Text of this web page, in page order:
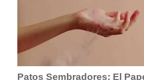
Patos Sembradores: El